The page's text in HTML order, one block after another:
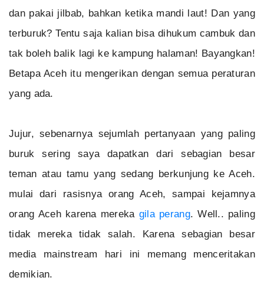
dan pakai jilbab, bahkan ketika mandi laut! Dan yang
terburuk? Tentu saja kalian bisa dihukum cambuk dan
tak boleh balik lagi ke kampung halaman! Bayangkan!
Betapa Aceh itu mengerikan dengan semua peraturan
yang ada.
Jujur, sebenarnya sejumlah pertanyaan yang paling
buruk sering saya dapatkan dari sebagian besar
teman atau tamu yang sedang berkunjung ke Aceh.
mulai dari rasisnya orang Aceh, sampai kejamnya
orang Aceh karena mereka gila perang. Well.. paling
tidak mereka tidak salah. Karena sebagian besar
media mainstream hari ini memang menceritakan
demikian.